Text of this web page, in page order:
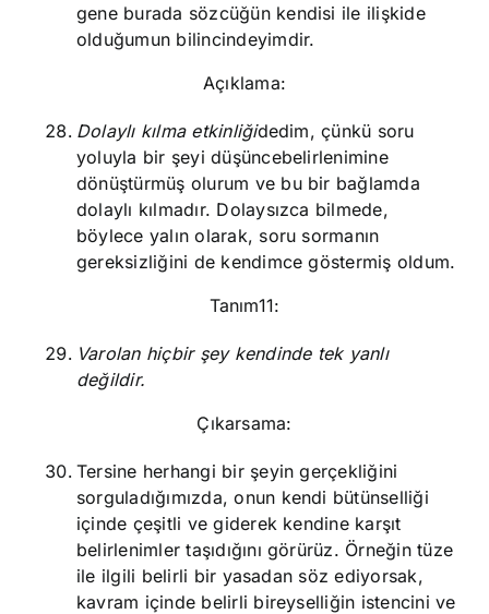
gene burada sözcüğün kendisi ile ilişkide
olduğumun bilincindeyimdir.
Açıklama:
Dolaylı kılma etkinliğidedim, çünkü soru
yoluyla bir şeyi düşüncebelirlenimine
dönüştürmüş olurum ve bu bir bağlamda
dolaylı kılmadır. Dolaysızca bilmede,
böylece yalın olarak, soru sormanın
gereksizliğini de kendimce göstermiş oldum.
Tanım11:
Varolan hiçbir şey kendinde tek yanlı
değildir.
Çıkarsama:
Tersine herhangi bir şeyin gerçekliğini
sorguladığımızda, onun kendi bütünselliği
içinde çeşitli ve giderek kendine karşıt
belirlenimler taşıdığını görürüz. Örneğin tüze
ile ilgili belirli bir yasadan söz ediyorsak,
kavram içinde belirli bireyselliğin istencini ve